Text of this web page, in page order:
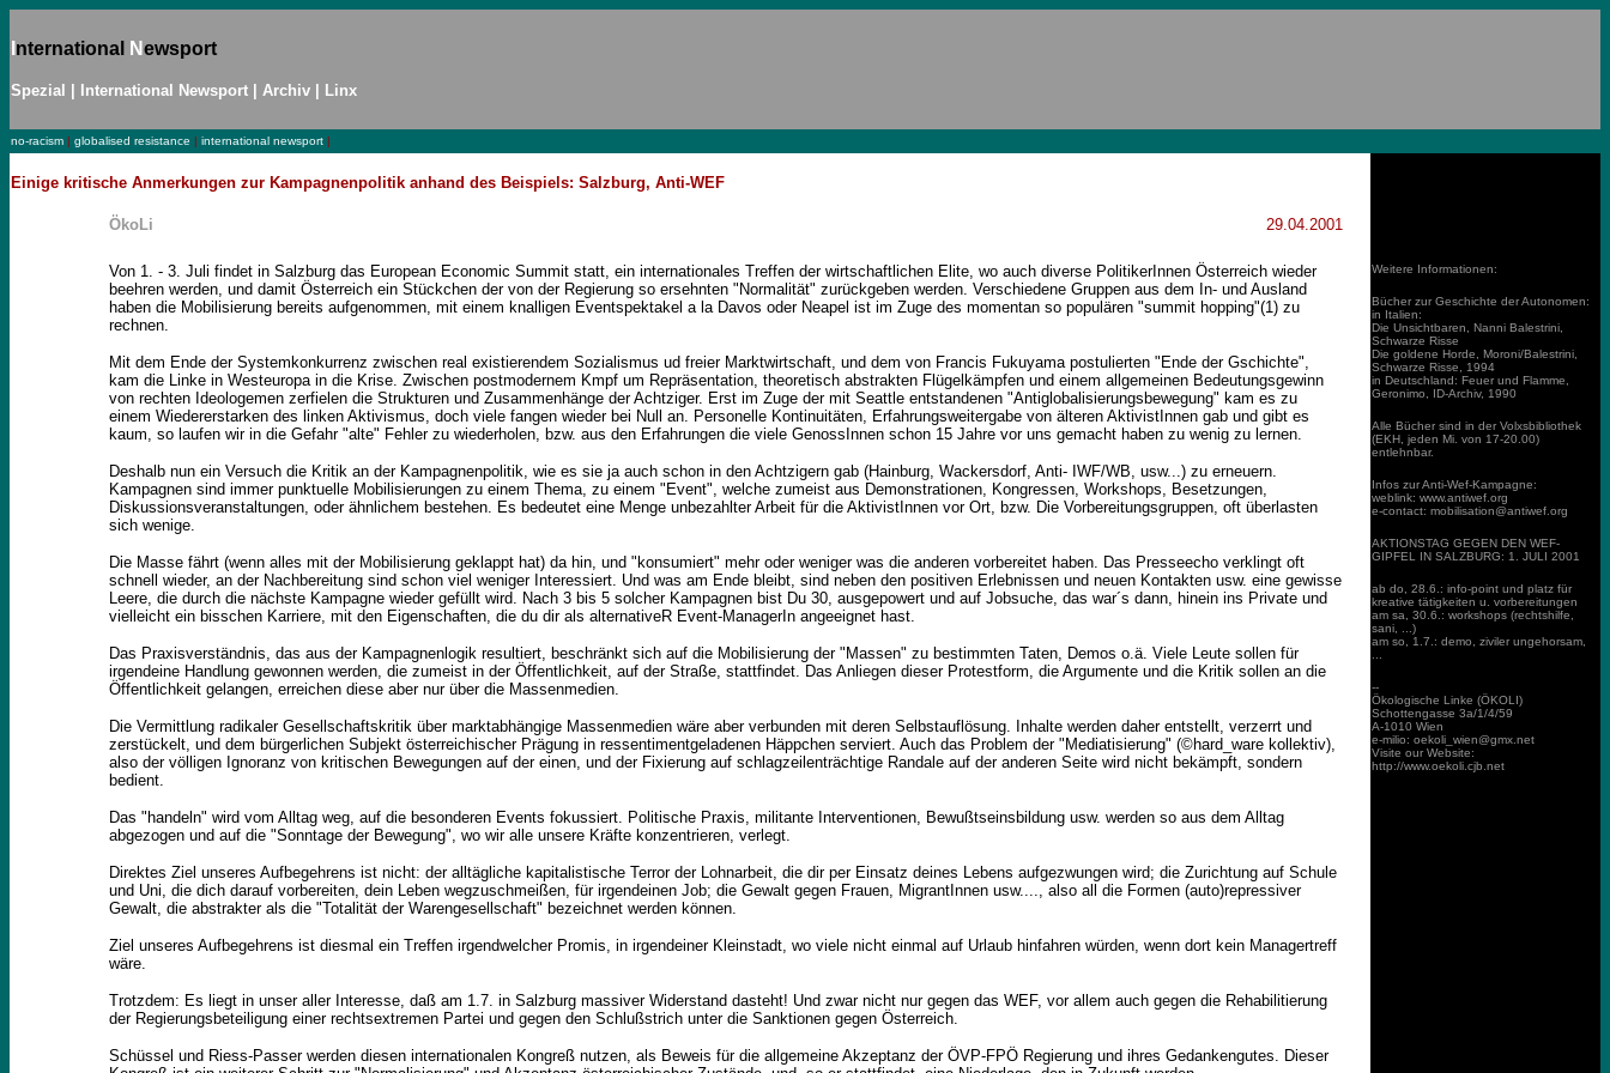
nternational Newsport
Spezial International Newsport Archiv Linx
no-racism | globalised resistance | international newsport |
Einige kritische Anmerkungen zur Kampagnenpolitik anhand des Beispiels: Salzburg, Anti-WEF
ÖkoLi 29.04.2001
Von 1. - 3. Juli findet in Salzburg das European Economic Summit statt, ein internationales Treffen der wirtschaftlichen Elite, wo auch diverse PolitikerInnen Österreich wieder
beehren werden, und damit Österreich ein Stückchen der von der Regierung so ersehnten "Normalität" zurückgeben werden. Verschiedene Gruppen aus dem In- und Ausland
haben die Mobilisierung bereits aufgenommen, mit einem knalligen Eventspektakel a la Davos oder Neapel ist im Zuge des momentan so populären "summit hopping"(1) zu
rechnen.
Mit dem Ende der Systemkonkurrenz zwischen real existierendem Sozialismus ud freier Marktwirtschaft, und dem von Francis Fukuyama postulierten "Ende der Gschichte",
kam die Linke in Westeuropa in die Krise. Zwischen postmodernem Kmpf um Repräsentation, theoretisch abstrakten Flügelkämpfen und einem allgemeinen Bedeutungsgewinn
von rechten Ideologemen zerfielen die Strukturen und Zusammenhänge der Achtziger. Erst im Zuge der mit Seattle entstandenen "Antiglobalisierungsbewegung" kam es zu
einem Wiedererstarken des linken Aktivismus, doch viele fangen wieder bei Null an. Personelle Kontinuitäten, Erfahrungsweitergabe von älteren AktivistInnen gab und gibt es
kaum, so laufen wir in die Gefahr "alte" Fehler zu wiederholen, bzw. aus den Erfahrungen die viele GenossInnen schon 15 Jahre vor uns gemacht haben zu wenig zu lernen.
Deshalb nun ein Versuch die Kritik an der Kampagnenpolitik, wie es sie ja auch schon in den Achtzigern gab (Hainburg, Wackersdorf, Anti- IWF/WB, usw...) zu erneuern.
Kampagnen sind immer punktuelle Mobilisierungen zu einem Thema, zu einem "Event", welche zumeist aus Demonstrationen, Kongressen, Workshops, Besetzungen,
Diskussionsveranstaltungen, oder ähnlichem bestehen. Es bedeutet eine Menge unbezahlter Arbeit für die AktivistInnen vor Ort, bzw. Die Vorbereitungsgruppen, oft überlasten
sich wenige.
Die Masse fährt (wenn alles mit der Mobilisierung geklappt hat) da hin, und "konsumiert" mehr oder weniger was die anderen vorbereitet haben. Das Presseecho verklingt oft
schnell wieder, an der Nachbereitung sind schon viel weniger Interessiert. Und was am Ende bleibt, sind neben den positiven Erlebnissen und neuen Kontakten usw. eine gewisse
Leere, die durch die nächste Kampagne wieder gefüllt wird. Nach 3 bis 5 solcher Kampagnen bist Du 30, ausgepowert und auf Jobsuche, das war´s dann, hinein ins Private und
vielleicht ein bisschen Karriere, mit den Eigenschaften, die du dir als alternativeR Event-ManagerIn angeeignet hast.
Das Praxisverständnis, das aus der Kampagnenlogik resultiert, beschränkt sich auf die Mobilisierung der "Massen" zu bestimmten Taten, Demos o.ä. Viele Leute sollen für
irgendeine Handlung gewonnen werden, die zumeist in der Öffentlichkeit, auf der Straße, stattfindet. Das Anliegen dieser Protestform, die Argumente und die Kritik sollen an die
Öffentlichkeit gelangen, erreichen diese aber nur über die Massenmedien.
Die Vermittlung radikaler Gesellschaftskritik über marktabhängige Massenmedien wäre aber verbunden mit deren Selbstauflösung. Inhalte werden daher entstellt, verzerrt und
zerstückelt, und dem bürgerlichen Subjekt österreichischer Prägung in ressentimentgeladenen Häppchen serviert. Auch das Problem der "Mediatisierung" (©hard_ware kollektiv),
also der völligen Ignoranz von kritischen Bewegungen auf der einen, und der Fixierung auf schlagzeilenträchtige Randale auf der anderen Seite wird nicht bekämpft, sondern
bedient.
Das "handeln" wird vom Alltag weg, auf die besonderen Events fokussiert. Politische Praxis, militante Interventionen, Bewußtseinsbildung usw. werden so aus dem Alltag
abgezogen und auf die "Sonntage der Bewegung", wo wir alle unsere Kräfte konzentrieren, verlegt.
Direktes Ziel unseres Aufbegehrens ist nicht: der alltägliche kapitalistische Terror der Lohnarbeit, die dir per Einsatz deines Lebens aufgezwungen wird; die Zurichtung auf Schule
und Uni, die dich darauf vorbereiten, dein Leben wegzuschmeißen, für irgendeinen Job; die Gewalt gegen Frauen, MigrantInnen usw...., also all die Formen (auto)repressiver
Gewalt, die abstrakter als die "Totalität der Warengesellschaft" bezeichnet werden können.
Ziel unseres Aufbegehrens ist diesmal ein Treffen irgendwelcher Promis, in irgendeiner Kleinstadt, wo viele nicht einmal auf Urlaub hinfahren würden, wenn dort kein Managertreff
wäre.
Trotzdem: Es liegt in unser aller Interesse, daß am 1.7. in Salzburg massiver Widerstand dasteht! Und zwar nicht nur gegen das WEF, vor allem auch gegen die Rehabilitierung
der Regierungsbeteiligung einer rechtsextremen Partei und gegen den Schlußstrich unter die Sanktionen gegen Österreich.
Schüssel und Riess-Passer werden diesen internationalen Kongreß nutzen, als Beweis für die allgemeine Akzeptanz der ÖVP-FPÖ Regierung und ihres Gedankengutes. Dieser
Weitere Informationen:
Bücher zur Geschichte der Autonomen:
in Italien:
Die Unsichtbaren, Nanni Balestrini,
Schwarze Risse
Die goldene Horde, Moroni/Balestrini,
Schwarze Risse, 1994
in Deutschland: Feuer und Flamme,
Geronimo, ID-Archiv, 1990
Alle Bücher sind in der Volxsbibliothek
(EKH, jeden Mi. von 17-20.00)
entlehnbar.
Infos zur Anti-Wef-Kampagne:
weblink: www.antiwef.org
e-contact: mobilisation@antiwef.org
AKTIONSTAG GEGEN DEN WEF-
GIPFEL IN SALZBURG: 1. JULI 2001
ab do, 28.6.: info-point und platz für
kreative tätigkeiten u. vorbereitungen
am sa, 30.6.: workshops (rechtshilfe,
sani, ...)
am so, 1.7.: demo, ziviler ungehorsam,
--
Ökologische Linke (ÖKOLI)
Schottengasse 3a/1/4/59
A-1010 Wien
e-milio: oekoli_wien@gmx.net
Visite our Website:
http://www.oekoli.cjb.net